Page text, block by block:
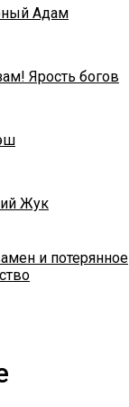
Адам
Ярость богов
Жук
и потерянное